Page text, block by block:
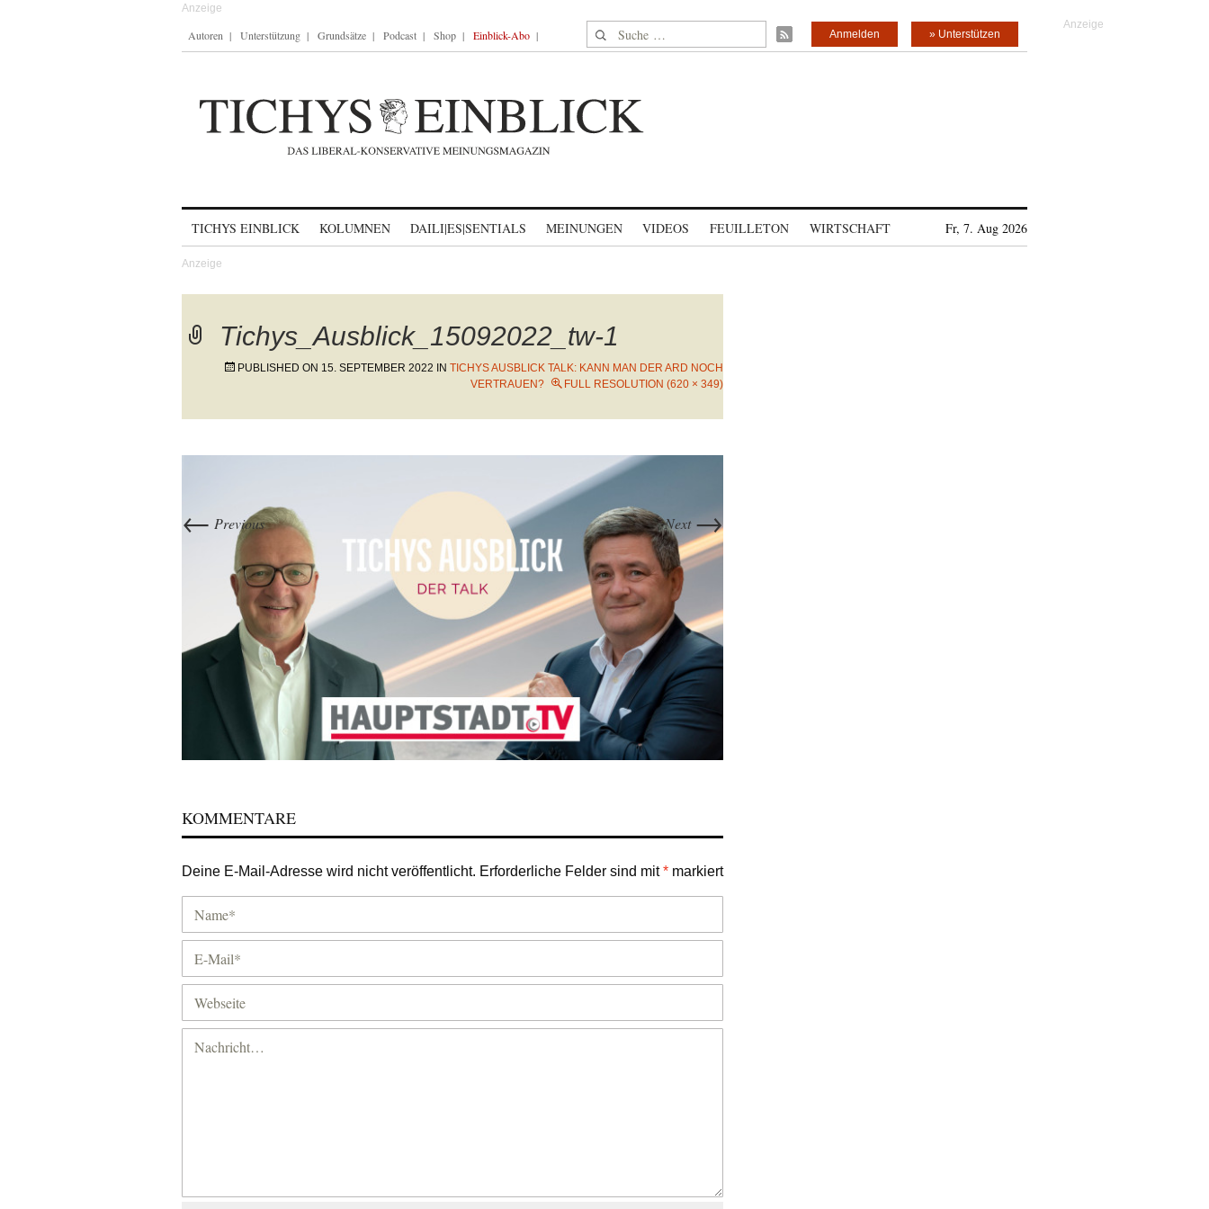
Autoren Unterstützung Grundsätze Podcast Shop Einblick-Abo Suche nach: » Unterstützen
Anmelden
TICHYS EINBLICK KOLUMNEN DAILI|ES|SENTIALS MEINUNGEN VIDEOS FEUILLETON WIRTSCHAFT Fr, 7. Aug 2026
Tichys_Ausblick_15092022_tw-1
PUBLISHED ON 15. SEPTEMBER 2022 IN TICHYS AUSBLICK TALK: KANN MAN DER ARD NOCH
VERTRAUEN?
FULL RESOLUTION (620 × 349)
← Previous Next→
KOMMENTARE
Deine E-Mail-Adresse wird nicht veröffentlicht. Erforderliche Felder sind mit* markiert